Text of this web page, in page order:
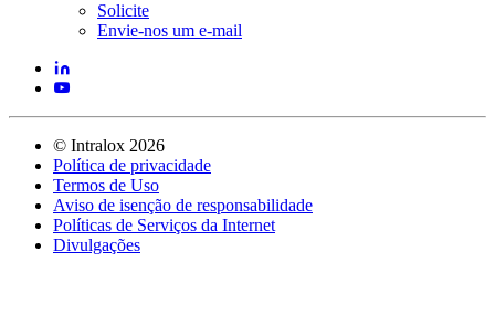
Solicite
Envie-nos um e-mail
© Intralox 2026
Política de privacidade
Termos de Uso
Aviso de isenção de responsabilidade
Políticas de Serviços da Internet
Divulgações